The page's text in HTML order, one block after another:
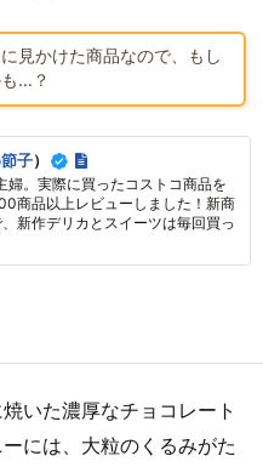
見かけた商品なので、もし
…？
子）
婦。実際に買ったコストコ商品を
商品以上レビューしました！新商
新作デリカとスイーツは毎回買っ
いた濃厚なチョコレート
には、大粒のくるみがた